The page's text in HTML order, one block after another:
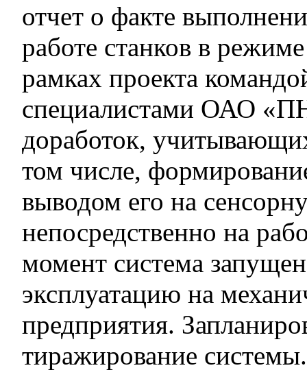
отчет о факте
работе станков в
рамках проекта
специалистами ОАО
доработок,
том числе,
выводом его на
непосредственно на
момент система
эксплуатацию на
предприятия.
тиражирование системы.